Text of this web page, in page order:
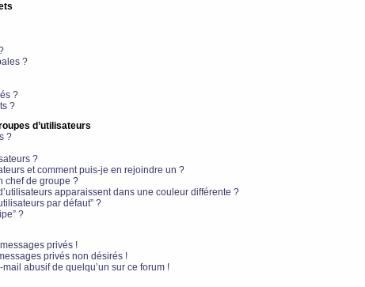
?
?
?
d’utilisateurs
?
?
et comment puis-je en rejoindre un ?
chef de groupe ?
apparaissent dans une couleur différente ?
par défaut” ?
?
privés !
privés non désirés !
abusif de quelqu’un sur ce forum !